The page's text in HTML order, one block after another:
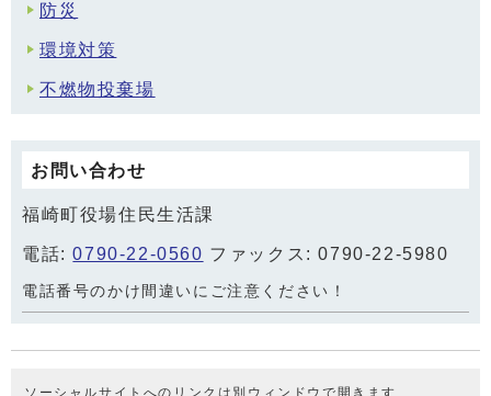
防災
環境対策
不燃物投棄場
お問い合わせ
福崎町役場住民生活課
電話:0790-22-0560 ファックス: 0790-22-5980
電話番号のかけ間違いにご注意ください！
ソーシャルサイトへのリンクは別ウィンドウで開きます